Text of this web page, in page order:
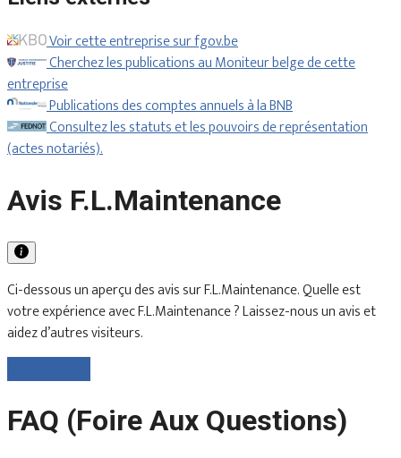
Voir cette entreprise sur fgov.be
Cherchez les publications au Moniteur belge de cette
entreprise
Publications des comptes annuels à la BNB
Consultez les statuts et les pouvoirs de représentation
(actes notariés).
Avis F.L.Maintenance
Ci-dessous un aperçu des avis sur F.L.Maintenance. Quelle est
votre expérience avec F.L.Maintenance ? Laissez-nous un avis et
aidez d’autres visiteurs.
FAQ (Foire Aux Questions)